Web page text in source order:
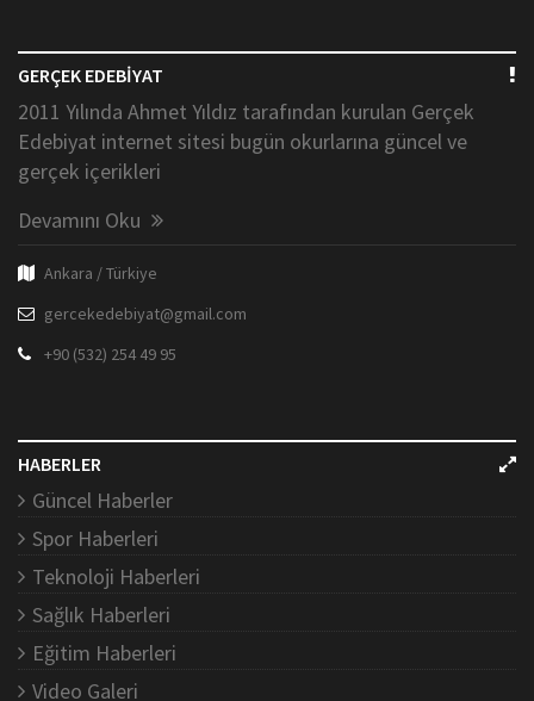
GERÇEK EDEBİYAT
2011 Yılında Ahmet Yıldız tarafından kurulan Gerçek
Edebiyat internet sitesi bugün okurlarına güncel ve
gerçek içerikleri
Devamını Oku
Ankara / Türkiye
gercekedebiyat@gmail.com
+90 (532) 254 49 95
HABERLER
Güncel Haberler
Spor Haberleri
Teknoloji Haberleri
Sağlık Haberleri
Eğitim Haberleri
Video Galeri